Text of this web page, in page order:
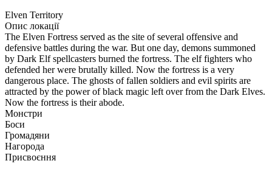
Elven Territory
Опис локації
The Elven Fortress served as the site of several offensive and
defensive battles during the war. But one day, demons summoned
by Dark Elf spellcasters burned the fortress. The elf fighters who
defended her were brutally killed. Now the fortress is a very
dangerous place. The ghosts of fallen soldiers and evil spirits are
attracted by the power of black magic left over from the Dark Elves.
Now the fortress is their abode.
Монстри
Боси
Громадяни
Нагорода
Присвоєння